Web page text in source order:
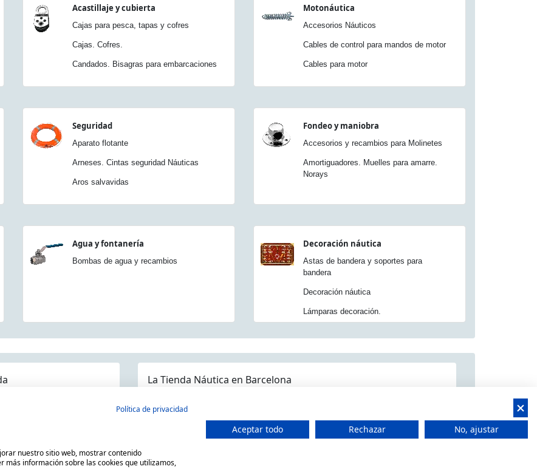
Acastillaje y cubierta
Cajas para pesca, tapas y cofres
Cajas. Cofres.
Candados. Bisagras para embarcaciones
Motonáutica
Accesorios Náuticos
Cables de control para mandos de motor
Cables para motor
Seguridad
Aparato flotante
Arneses. Cintas seguridad Náuticas
Aros salvavidas
Fondeo y maniobra
Accesorios y recambios para Molinetes
Amortiguadores. Muelles para amarre.
Norays
Agua y fontanería
Bombas de agua y recambios
Decoración náutica
Astas de bandera y soportes para
bandera
Decoración náutica
Lámparas decoración.
La Tienda Náutica en Barcelona
MARSAL EQUIPOS NÁUTICOS SLL CIF: B66506940
Horario de 9.00h a 14:00h y de 15.00h a 18.00h -
Política de privacidad
nuestro sitio web, mostrar contenido
más información sobre las cookies que utilizamos,
Aceptar todo Rechazar No, ajustar